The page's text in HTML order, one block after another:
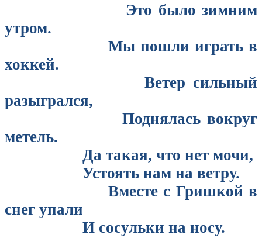
Это было зимним
утром.
Мы пошли играть в
хоккей.
Ветер сильный
разыгрался,
Поднялась вокруг
метель.
Да такая, что нет мочи,
Устоять нам на ветру.
Вместе с Гришкой в
снег упали
И сосульки на носу.